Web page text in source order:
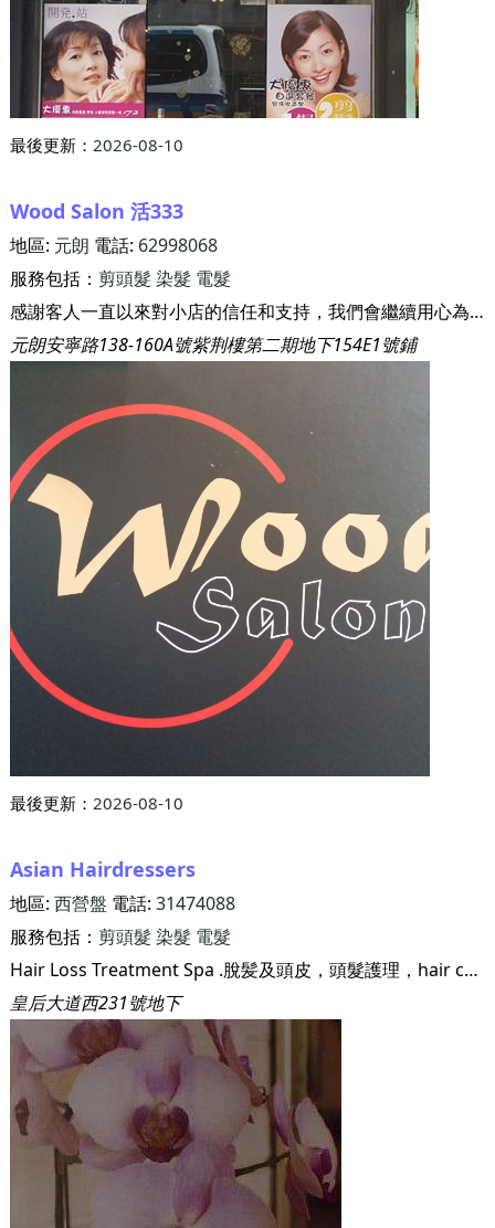
最後更新： 2026-08-10
Wood Salon 活333
地區: 元朗 電話: 62998068
服務包括： 剪頭髮 染髮 電髮
感謝客人一直以來對小店的信任和支持，我們會繼續用心為你設計時尚而獨特的形象。
元朗安寧路138-160A號紫荆樓第二期地下154E1號鋪
最後更新： 2026-08-10
Asian Hairdressers
地區: 西營盤 電話: 31474088
服務包括： 剪頭髮 染髮 電髮
Hair Loss Treatment Spa .脫髪及頭皮，頭髮護理，hair cut&setting .剪髮設計 .make up .化妝設計
皇后大道西231號地下